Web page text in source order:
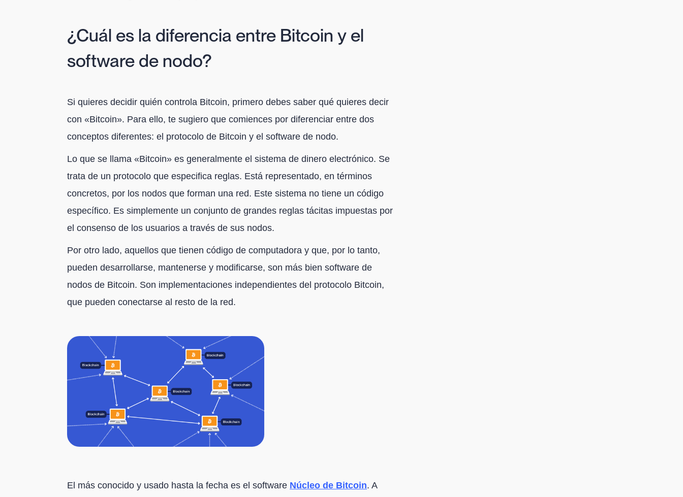
¿Cuál es la diferencia entre Bitcoin y el
software de nodo?
Si quieres decidir quién controla Bitcoin, primero debes saber qué quieres decir
con «Bitcoin». Para ello, te sugiero que comiences por diferenciar entre dos
conceptos diferentes: el protocolo de Bitcoin y el software de nodo.
Lo que se llama «Bitcoin» es generalmente el sistema de dinero electrónico. Se
trata de un protocolo que especifica reglas. Está representado, en términos
concretos, por los nodos que forman una red. Este sistema no tiene un código
específico. Es simplemente un conjunto de grandes reglas tácitas impuestas por
el consenso de los usuarios a través de sus nodos.
Por otro lado, aquellos que tienen código de computadora y que, por lo tanto,
pueden desarrollarse, mantenerse y modificarse, son más bien software de
nodos de Bitcoin. Son implementaciones independientes del protocolo Bitcoin,
que pueden conectarse al resto de la red.
El más conocido y usado hasta la fecha es el software Núcleo de Bitcoin. A